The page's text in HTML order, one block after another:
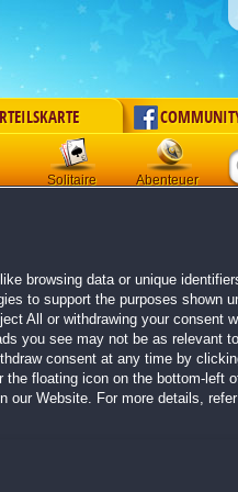
Solitaire Abenteuer
3: Das
um Hilfe ruft. Natalie macht
noch hilflos mit ansehen wie
Entführer in der Galerie
Chad's Freundin,
die Täter tauchen auf, denen
mehr anzeigen »
browsing data or unique
to support the purposes shown
All or withdrawing your consent
you see may not be as relevant
consent at any time by
the floating icon on the bottom-left
our Website. For more details,